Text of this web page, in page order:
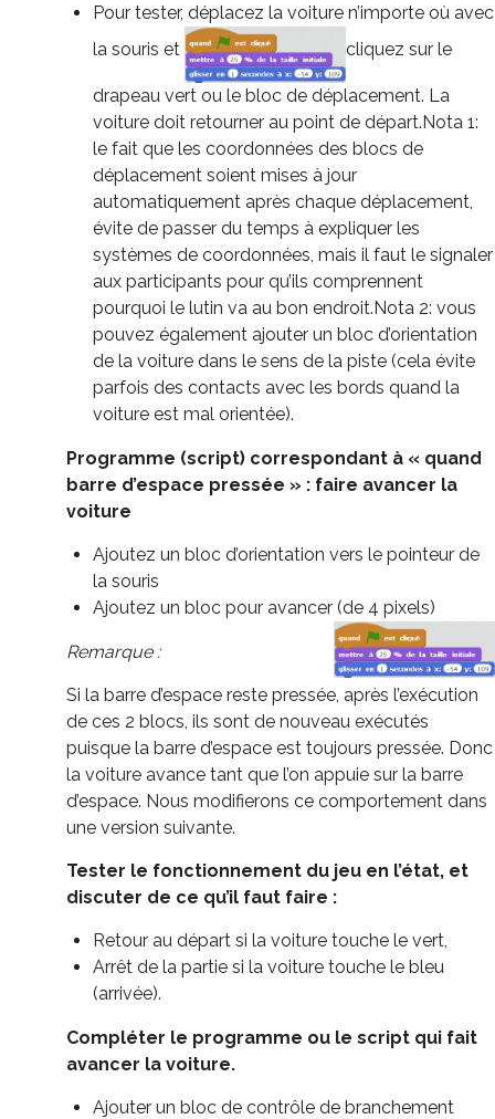
Pour tester, déplacez la voiture n’importe où avec
la souris et
cliquez sur le
drapeau vert ou le bloc de déplacement. La
voiture doit retourner au point de départ.Nota 1:
le fait que les coordonnées des blocs de
déplacement soient mises à jour
automatiquement après chaque déplacement,
évite de passer du temps à expliquer les
systèmes de coordonnées, mais il faut le signaler
aux participants pour qu’ils comprennent
pourquoi le lutin va au bon endroit.Nota 2: vous
pouvez également ajouter un bloc d’orientation
de la voiture dans le sens de la piste (cela évite
parfois des contacts avec les bords quand la
voiture est mal orientée).
Programme (script) correspondant à « quand
barre d’espace pressée » : faire avancer la
voiture
Ajoutez un bloc d’orientation vers le pointeur de
la souris
Ajoutez un bloc pour avancer (de 4 pixels)
Remarque :
Si la barre d’espace reste pressée, après l’exécution
de ces 2 blocs, ils sont de nouveau exécutés
puisque la barre d’espace est toujours pressée. Donc
la voiture avance tant que l’on appuie sur la barre
d’espace. Nous modifierons ce comportement dans
une version suivante.
Tester le fonctionnement du jeu en l’état, et
discuter de ce qu’il faut faire :
Retour au départ si la voiture touche le vert,
Arrêt de la partie si la voiture touche le bleu
(arrivée).
Compléter le programme ou le script qui fait
avancer la voiture.
Ajouter un bloc de contrôle de branchement